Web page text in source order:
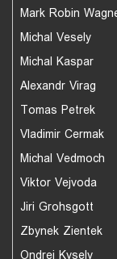
Mark Robin
Michal Vesely
Michal Kaspar
Alexandr Virag
Tomas Petrek
Vladimir Cermak
Michal Vedmoch
Viktor Vejvoda
Jiri Grohsgott
Zbynek Zientek